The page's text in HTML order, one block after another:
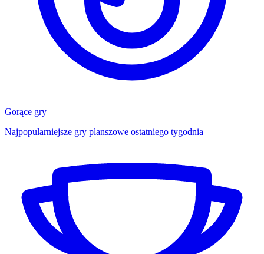
Gorące gry
Najpopularniejsze gry planszowe ostatniego tygodnia